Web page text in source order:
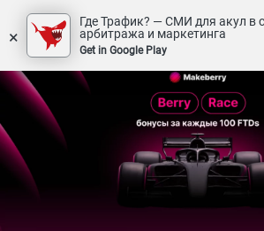
×
Где Трафик? — СМИ для акул в
арбитража и маркетинга
Get in Google Play